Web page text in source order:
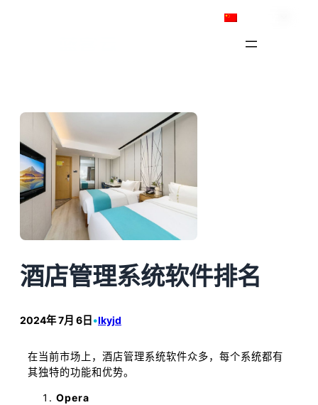
酒店管理系统软件排名
2024年 7月 6日 •lkyjd
在当前市场上，酒店管理系统软件众多，每个系统都有
其独特的功能和优势。
Opera